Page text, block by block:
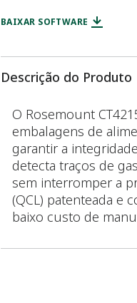
BAIXAR SOFTWARE
Descrição do Produto
O Rosemount
embalagens de
garantir a
detecta traços de
sem interromper a
(QCL) patenteada e
baixo custo de